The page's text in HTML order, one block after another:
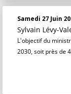
Samedi 27 Juin
Sylvain Lévy-
L'objectif du
2030, soit près de